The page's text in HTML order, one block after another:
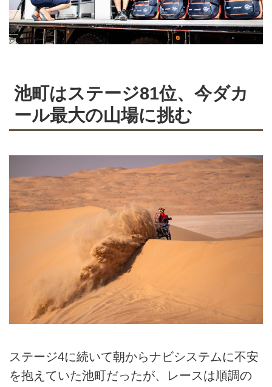
池町はステージ81位、今ダカ
ール最大の山場に挑む
ステージ4に続いて朝からナビシステムに不安
を抱えていた池町だったが、レースは順調の